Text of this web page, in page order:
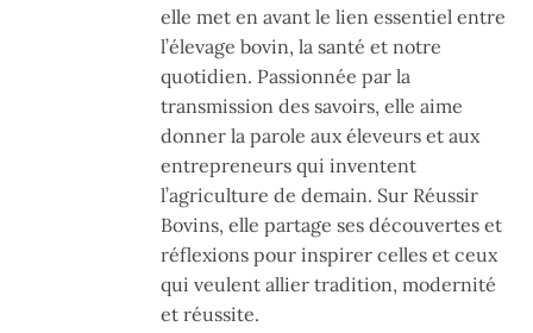
elle met en avant le lien essentiel entre
l’élevage bovin, la santé et notre
quotidien. Passionnée par la
transmission des savoirs, elle aime
donner la parole aux éleveurs et aux
entrepreneurs qui inventent
l’agriculture de demain. Sur Réussir
Bovins, elle partage ses découvertes et
réflexions pour inspirer celles et ceux
qui veulent allier tradition, modernité
et réussite.